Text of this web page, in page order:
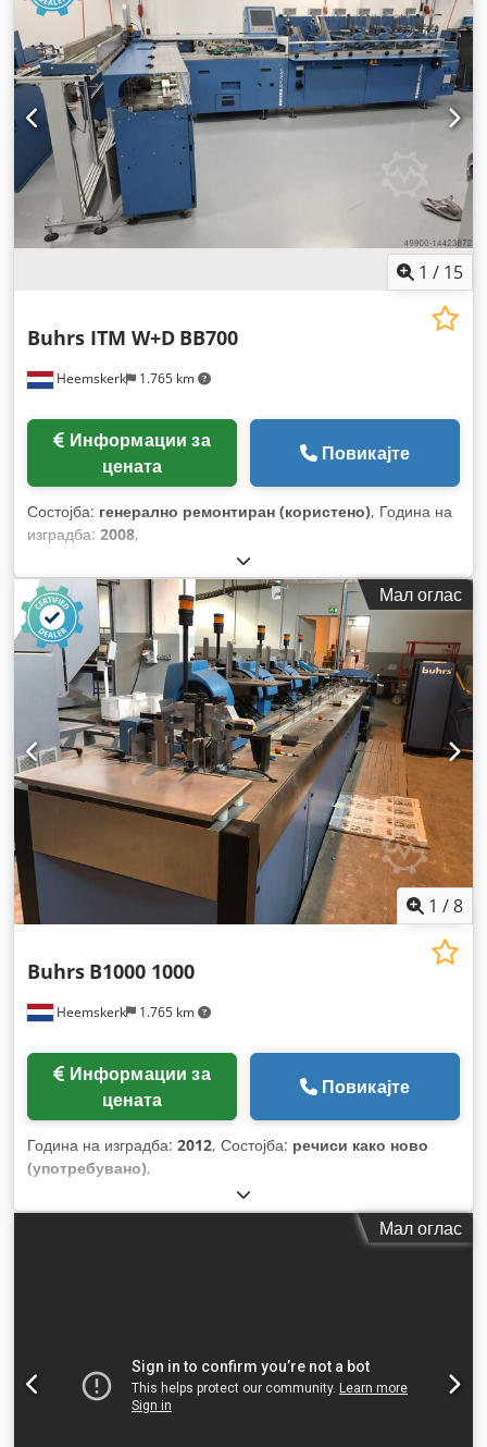
1 / 15
Heemskerk 1.765 km
Buhrs ITM W+D BB700
цената
Повикајте
Состојба: генерално ремонтиран (користено), Година на
изградба: 2008,
Мал оглас
1 /8
Heemskerk 1.765 km
Buhrs B1000 1000
цената
Повикајте
Година на изградба: 2012, Состојба: речиси како ново
(употребувано),
Мал оглас